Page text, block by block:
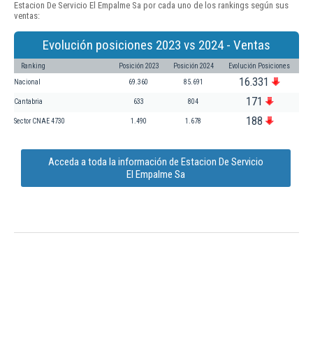
Estacion De Servicio El Empalme Sa por cada uno de los rankings según sus
ventas:
Evolución posiciones 2023 vs 2024 - Ventas
Ranking Posición 2023 Posición 2024 Evolución Posiciones
Nacional 69.360 85.691 16.331
Cantabria 633 804 171
Sector CNAE 4730 1.490 1.678 188
Acceda a toda la información de Estacion De Servicio
El Empalme Sa